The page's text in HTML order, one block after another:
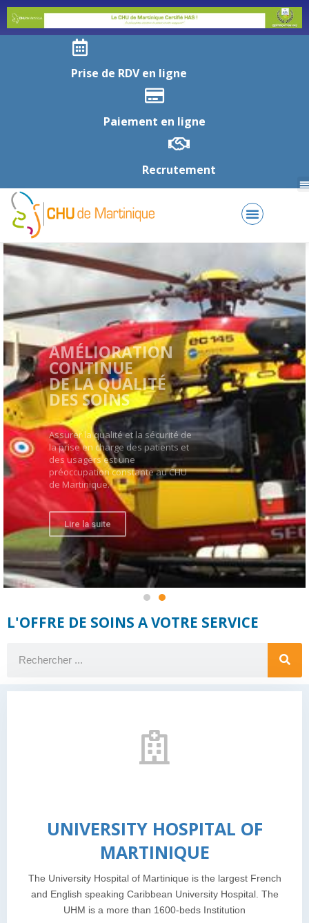
Prise de RDV en ligne
Paiement en ligne
Recrutement
AMÉLIORATION
CONTINUE
DE LA QUALITÉ
DES SOINS
Assurer la qualité et la sécurité de
la prise en charge des patients et
des usagers est une
préoccupation constante au CHU
de Martinique.
Lire la suite
L'OFFRE DE SOINS A VOTRE SERVICE
UNIVERSITY HOSPITAL OF
MARTINIQUE
The University Hospital of Martinique is the largest French
and English speaking Caribbean University Hospital. The
UHM is a more than 1600-beds Institution